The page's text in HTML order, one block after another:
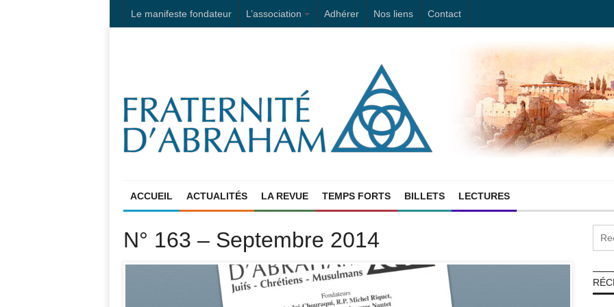
Le manifeste fondateur L’association Adhérer Nos liens Contact
ACCUEIL ACTUALITÉS LA REVUE TEMPS FORTS BILLETS LECTURES
N° 163 – Septembre 2014